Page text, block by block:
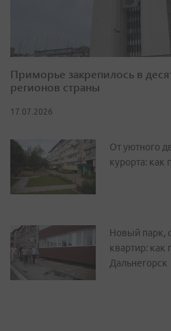
Приморье закрепилось в
регионов страны
17.07.2026
От уютного
курорта: как
Новый парк,
квартир: как
Дальнегорск